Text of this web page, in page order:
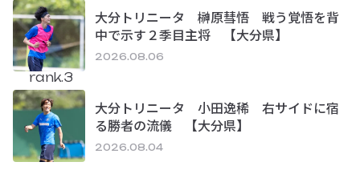
大分トリニータ 榊原彗悟 戦う覚悟を背
中で示す２季目主将 【大分県】
2026.08.06
rank.3
大分トリニータ 小田逸稀 右サイドに宿
る勝者の流儀 【大分県】
2026.08.04